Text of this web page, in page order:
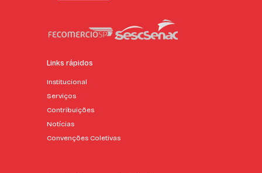
Links rápidos
Institucional
Serviços
Contribuições
Notícias
Convenções Coletivas